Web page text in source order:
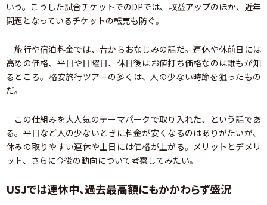
いう。こうした試合チケットでのDPでは、収益アップのほか、近年
問題となっているチケットの転売も防ぐ。
旅行や宿泊料金では、昔からおなじみの話だ。連休や休前日には
高めの価格、平日や日曜日、休日後はお値打ち価格なのは誰もが知
るところ。格安旅行ツアーの多くは、人の少ない時節を狙ったもの
だ。
この仕組みを大人気のテーマパークで取り入れた、という話であ
る。平日など人の少ないときに料金が安くなるのはありがたいが、
休みの取りやすい連休や土日には価格が上がる。メリットとデメリ
ット、さらに今後の動向について考察してみたい。
USJでは連休中、過去最高額にもかかわらず盛況